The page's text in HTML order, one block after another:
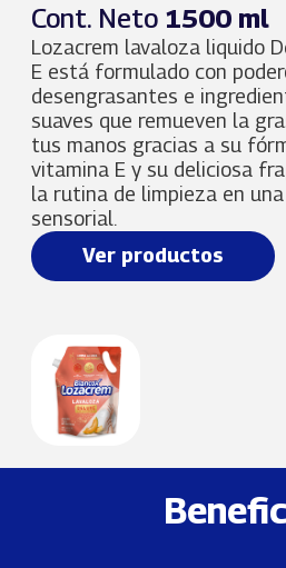
Cont. Neto 1500 ml
Lozacrem lavaloza liquido
E está formulado con
desengrasantes e
suaves que remueven la
tus manos gracias a su
vitamina E y su deliciosa
la rutina de limpieza en
sensorial.
Ver productos